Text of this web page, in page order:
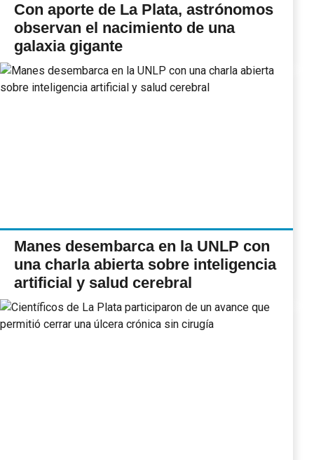
Con aporte de La Plata, astrónomos
observan el nacimiento de una
galaxia gigante
Manes desembarca en la UNLP con
una charla abierta sobre inteligencia
artificial y salud cerebral